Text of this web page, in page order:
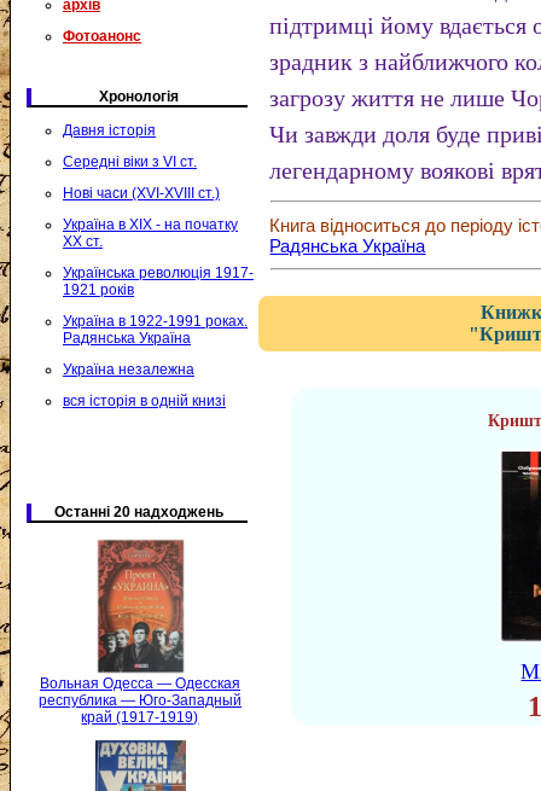
архів
Фотоанонс
Хронологія
Давня історія
Середні віки з VI ст.
Нові часи (XVI-XVIII ст.)
Україна в XIX - на початку
XX ст.
Українська революція 1917-
1921 років
Україна в 1922-1991 роках.
Радянська Україна
Україна незалежна
вся історія в одній книзі
Останні 20 надходжень
Вольная Одесса — Одесская
республика — Юго-Западный
край (1917-1919)
підтримці йому
зрадник з найближчого
загрозу життя не лише
Чи завжди доля буде
легендарному воякові
Книга відноситься до періоду
Радянська Україна